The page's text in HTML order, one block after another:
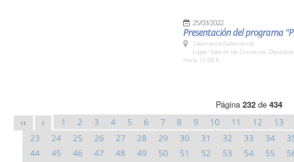
25/03/2022
Presentación del programa
Salamanca (Salamanca)
Lugar: Sala de las Comarcas.
Hora: 11:00 h.
Página 232de 434
<< < 1 2 3 4 5 6 7 8 9 10 11 12 13
23
24 25 26 27 28 29 30 31 32 33 34
44
45 46 47 48 49 50 51 52 53 54 55